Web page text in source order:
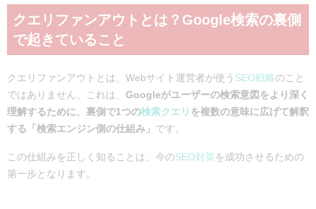
「1キーワード1記事」戦略の終焉
「網羅性」と「専門性」の重要度がさらに高まる
Googleの仕組みに対応するこれからのコンテンツ作成術
ステップ1.思考の転換：キーワードから「トピック」へ
ステップ2.コンテンツの設計
高度な仕組みへの対応は、専門家との連携が近道
まとめ
クエリファンアウトとは？Google検索の裏側
で起きていること
クエリファンアウトとは、Webサイト運営者が使う SEO戦略のこと
ではありません。これは、 Googleがユーザーの検索意図をより深く
理解するために、裏側で1つの検索クエリ を複数の意味に広げて解釈
する「検索エンジン側の仕組み」 です。
この仕組みを正しく知ることは、今のSEO対策を成功させるための
第一歩となります。